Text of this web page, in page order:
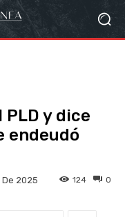
y dice
endeudó
2025 0
124